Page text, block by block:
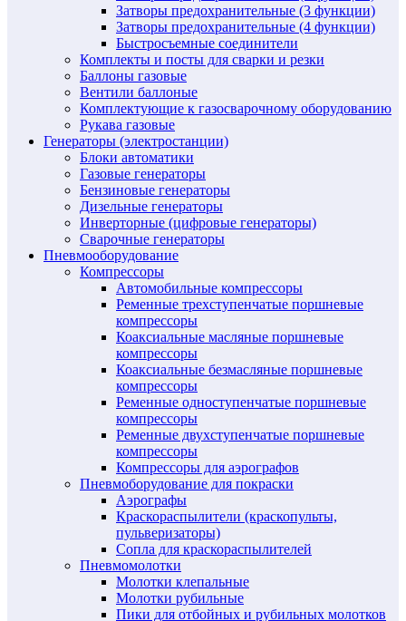
Затворы предохранительные (3 функции)
Затворы предохранительные (4 функции)
Быстросъемные соединители
Комплекты и посты для сварки и резки
Баллоны газовые
Вентили баллоные
Комплектующие к газосварочному оборудованию
Рукава газовые
Генераторы (электростанции)
Блоки автоматики
Газовые генераторы
Бензиновые генераторы
Дизельные генераторы
Инверторные (цифровые генераторы)
Сварочные генераторы
Пневмооборудование
Компрессоры
Автомобильные компрессоры
Ременные трехступенчатые поршневые
компрессоры
Коаксиальные масляные поршневые
компрессоры
Коаксиальные безмасляные поршневые
компрессоры
Ременные одноступенчатые поршневые
компрессоры
Ременные двухступенчатые поршневые
компрессоры
Компрессоры для аэрографов
Пневмоборудование для покраски
Аэрографы
Краскораспылители (краскопульты,
пульверизаторы)
Сопла для краскораспылителей
Пневмомолотки
Молотки клепальные
Молотки рубильные
Пики для отбойных и рубильных молотков